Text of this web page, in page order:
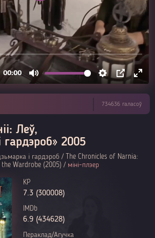
Леў,
гардэроб» 2005
і гардэроб / The Chronicles of Narnia:
the Wardrobe (2005) / міні-плэер
734636 галасоў
KP
7.3 (300008)
IMDb
6.9 (434628)
Пераклад/Агучка